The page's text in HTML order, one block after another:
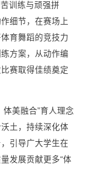
训练与顽强拼
细节，在赛场上
育舞蹈的竞技力
方案，从动作编
赛取得佳绩奠定
美融合”育人理念
土，持续深化体
引导广大学生在
发展贡献更多“体